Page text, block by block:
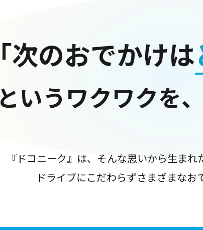
「次のおでかけは
というワクワクを
『ドコニーク』は、そんな思いから生ま
ドライブにこだわらずさまざまな